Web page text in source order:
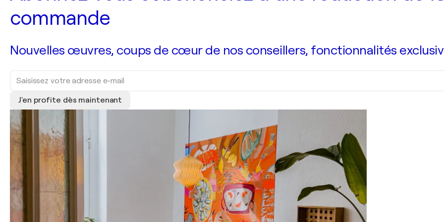
commande
Nouvelles œuvres, coups de cœur de nos conseillers, fonctionnalités
J'en profite dès maintenant